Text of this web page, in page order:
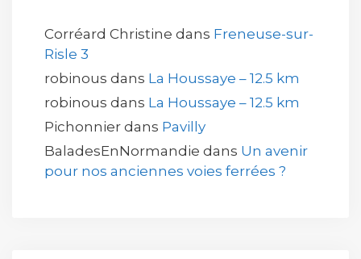
Corréard Christine dans Freneuse-sur-
Risle 3
robinous dans La Houssaye – 12.5 km
robinous dans La Houssaye – 12.5 km
Pichonnier dans Pavilly
BaladesEnNormandie dans Un avenir
pour nos anciennes voies ferrées ?